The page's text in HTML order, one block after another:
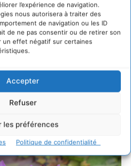
l’expérience de navigation.
nous autorisera à traiter des
de navigation ou les ID
de ne pas consentir ou de retirer son
un effet négatif sur certaines
Accepter
Refuser
les préférences
Politique de confidentialité
aux espèces vivantes
communs de Zoepolis
les freins au
comestibles dans nos
et l’éco-lucidité transforme